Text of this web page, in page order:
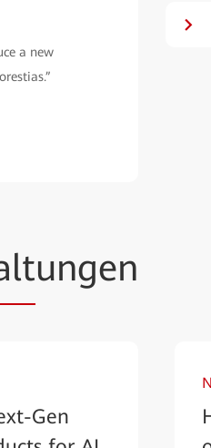
a new
ungen
Gen